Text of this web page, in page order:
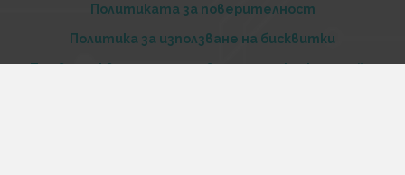
Политиката за поверителност
Политика за използване на бисквитки
При възникване на спор, свързан с покупка онлайн,